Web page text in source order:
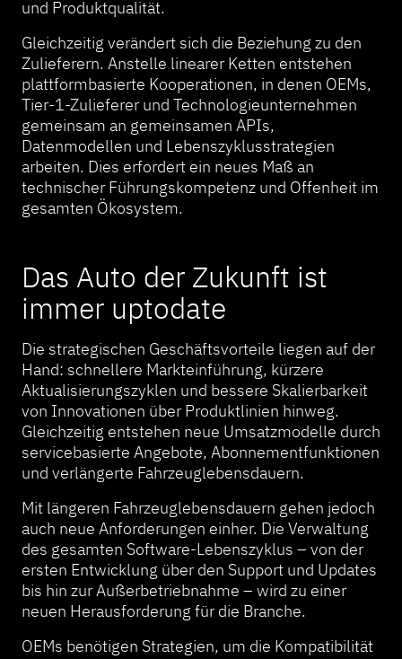
und Produktqualität.
Gleichzeitig verändert sich die Beziehung zu den
Zulieferern. Anstelle linearer Ketten entstehen
plattformbasierte Kooperationen, in denen OEMs,
Tier-1-Zulieferer und Technologieunternehmen
gemeinsam an gemeinsamen APIs,
Datenmodellen und Lebenszyklusstrategien
arbeiten. Dies erfordert ein neues Maß an
technischer Führungskompetenz und Offenheit im
gesamten Ökosystem.
Das Auto der Zukunft ist
immer uptodate
Die strategischen Geschäftsvorteile liegen auf der
Hand: schnellere Markteinführung, kürzere
Aktualisierungszyklen und bessere Skalierbarkeit
von Innovationen über Produktlinien hinweg.
Gleichzeitig entstehen neue Umsatzmodelle durch
servicebasierte Angebote, Abonnementfunktionen
und verlängerte Fahrzeuglebensdauern.
Mit längeren Fahrzeuglebensdauern gehen jedoch
auch neue Anforderungen einher. Die Verwaltung
des gesamten Software-Lebenszyklus – von der
ersten Entwicklung über den Support und Updates
bis hin zur Außerbetriebnahme – wird zu einer
neuen Herausforderung für die Branche.
OEMs benötigen Strategien, um die Kompatibilität